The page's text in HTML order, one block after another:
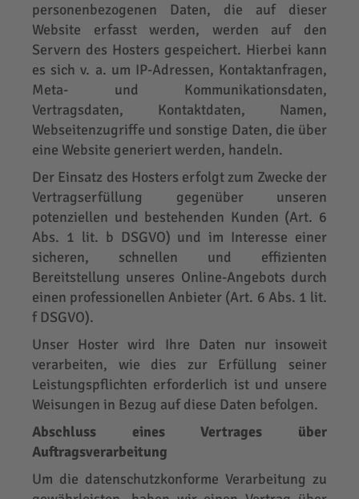
personenbezogenen Daten, die auf dieser
Website erfasst werden, werden auf den
Servern des Hosters gespeichert. Hierbei kann
es sich v. a. um IP-Adressen, Kontaktanfragen,
Meta- und Kommunikationsdaten,
Vertragsdaten, Kontaktdaten, Namen,
Webseitenzugriffe und sonstige Daten, die über
eine Website generiert werden, handeln.
Der Einsatz des Hosters erfolgt zum Zwecke der
Vertragserfüllung gegenüber unseren
potenziellen und bestehenden Kunden (Art. 6
Abs. 1 lit. b DSGVO) und im Interesse einer
sicheren, schnellen und effizienten
Bereitstellung unseres Online-Angebots durch
einen professionellen Anbieter (Art. 6 Abs. 1 lit.
f DSGVO).
Unser Hoster wird Ihre Daten nur insoweit
verarbeiten, wie dies zur Erfüllung seiner
Leistungspflichten erforderlich ist und unsere
Weisungen in Bezug auf diese Daten befolgen.
Abschluss eines Vertrages über
Auftragsverarbeitung
Um die datenschutzkonforme Verarbeitung zu